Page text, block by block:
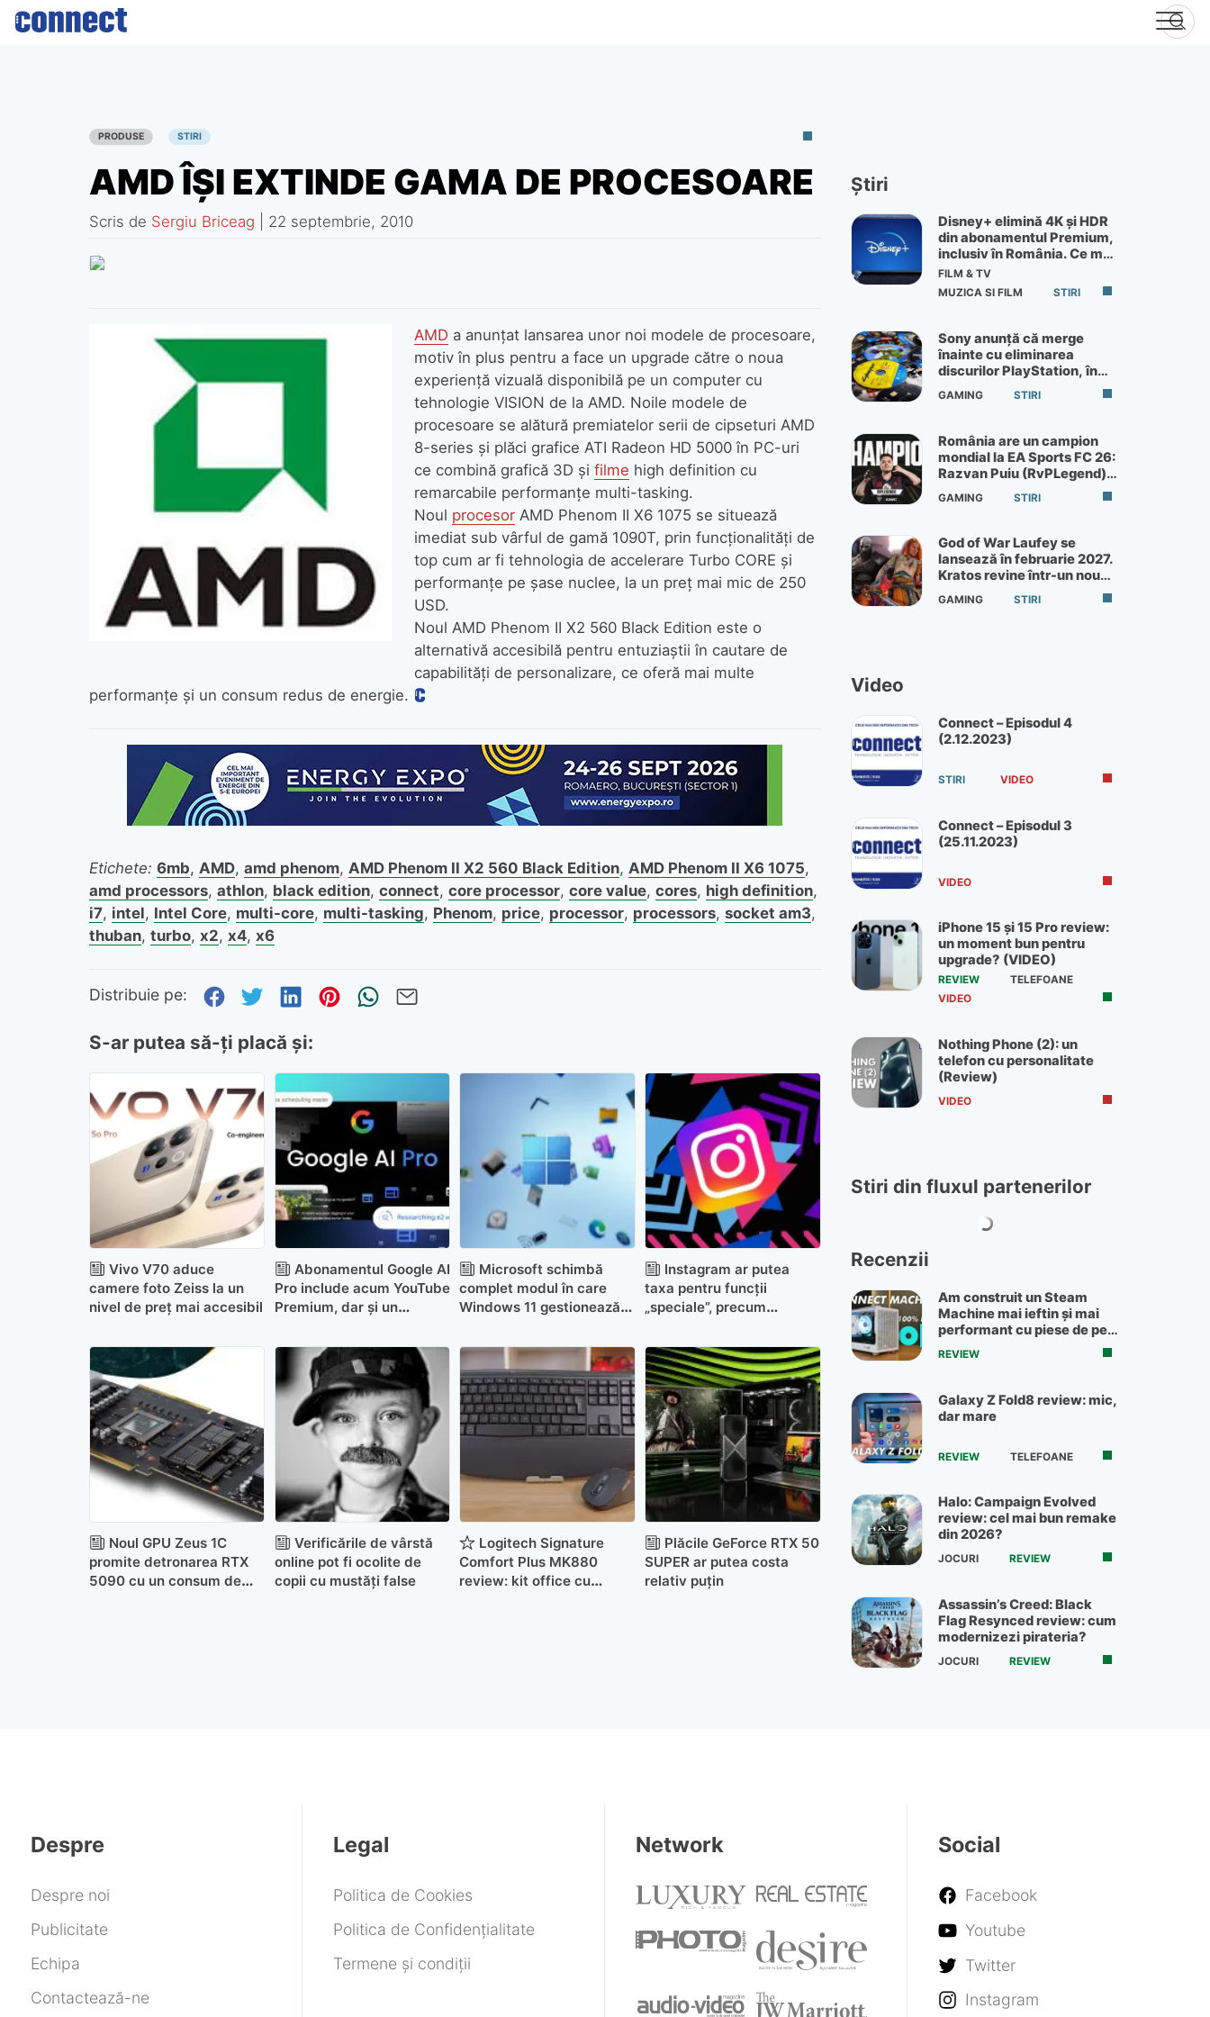
Skip
PRODUSE STIRI
AMD ÎŞI EXTINDE GAMA DE PROCESOARE
Scris de Sergiu Briceag 22 septembrie, 2010
AMD a anunţat lansarea unor noi modele de procesoare,
motiv în plus pentru a face un upgrade către o noua
experienţă vizuală disponibilă pe un computer cu
tehnologie VISION de la AMD. Noile modele de
procesoare se alătură premiatelor serii de cipseturi AMD
8-series şi plăci grafice ATI Radeon HD 5000 în PC-uri
ce combină grafică 3D şi filme high definition cu
remarcabile performanţe multi-tasking.
Noul procesorAMD Phenom II X6 1075 se situează
imediat sub vârful de gamă 1090T, prin funcţionalităţi de
top cum ar fi tehnologia de accelerare Turbo CORE şi
performanţe pe şase nuclee, la un preţ mai mic de 250
USD.
Noul AMD Phenom II X2 560 Black Edition este o
alternativă accesibilă pentru entuziaştii în cautare de
capabilităţi de personalizare, ce oferă mai multe
performanţe şi un consum redus de energie.
Etichete: 6mb, AMD, amd phenom, AMD Phenom II X2 560 Black Edition, AMD Phenom II X6 1075,
amd processors, athlon, black edition, connect, core processor, core value, cores, high definition,
i7, intel, Intel Core, multi-core, multi-tasking, Phenom, price, processor, processors, socket am3,
thuban, turbo, x2, x4, x6
Distribuie pe: Distribuie pe Facebook
Distribuie pe Twitter
Distribuie pe LinkedIn
Distribuie pe Pinterest
Trimite prin whatsapp
S-ar putea să-ți placă și:
Vivo V70 aduce
camere foto Zeiss la un
nivel de preț mai accesibil
Abonamentul Google AI
Pro include acum YouTube
Premium, dar și un
Microsoft schimbă
complet modul în care
Windows 11 gestionează
Instagram ar putea
taxa pentru funcții
„speciale”, precum
Story
Noul GPU Zeus 1C
promite detronarea RTX
5090 cu un consum de
Verificările de vârstă
online pot fi ocolite de
copii cu mustăți false
Logitech Signature
Comfort Plus MK880
review: kit office cu
Plăcile GeForce RTX 50
SUPER ar putea costa
relativ puțin
Știri
Disney+ elimină 4K și HDR
din abonamentul Premium,
inclusiv în România. Ce mai
primești de 60 lei pe lună
FILM & TV
MUZICA SI FILM
STIRI
Sony anunță că merge
înainte cu eliminarea
discurilor PlayStation, în
ciuda protestelor
GAMING STIRI
România are un campion
mondial la EA Sports FC 26:
Razvan Puiu (RvPLegend)
câștigă turneul de la Paris
GAMING STIRI
God of War Laufey se
lansează în februarie 2027.
Kratos revine într-un nou
God of War
GAMING STIRI
Video
Connect – Episodul 4
(2.12.2023)
STIRI VIDEO
Connect – Episodul 3
(25.11.2023)
VIDEO
iPhone 15 și 15 Pro review:
un moment bun pentru
upgrade? (VIDEO)
REVIEW
TELEFOANE
VIDEO
Nothing Phone (2): un
telefon cu personalitate
(Review)
VIDEO
Stiri din fluxul partenerilor
Recenzii
Am construit un Steam
Machine mai ieftin și mai
performant cu piese de pe
OLX
REVIEW
Galaxy Z Fold8 review: mic,
dar mare
REVIEW TELEFOANE
Halo: Campaign Evolved
review: cel mai bun remake
din 2026?
JOCURI REVIEW
Assassin’s Creed: Black
Flag Resynced review: cum
modernizezi pirateria?
JOCURI REVIEW
Despre
Despre noi
Publicitate
Echipa
Contactează-ne
Legal
Politica de Cookies
Politica de Confidențialitate
Termene și condiții
Network Social
Facebook
Youtube
Twitter
Instagram